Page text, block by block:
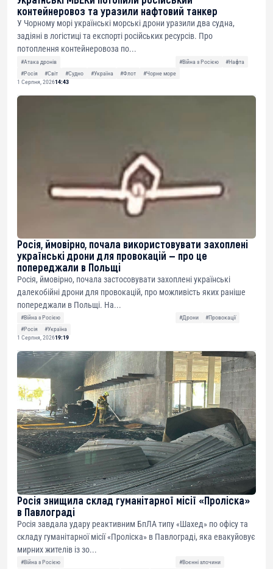
контейнеровоз та уразили нафтовий танкер
У Чорному морі українські морські дрони уразили два судна,
задіяні в логістиці та експорті російських ресурсів. Про
потоплення контейнеровоза по...
#Атака дронів #Війна з Росією
#Нафта
#Росія
#Світ #Судно #Україна #Флот
#Чорне море
1 Серпня, 202614:43
Росія, ймовірно, почала використовувати захоплені
українські дрони для провокацій — про це
попереджали в Польщі
Росія, ймовірно, почала застосовувати захоплені українські
далекобійні дрони для провокацій, про можливість яких раніше
попереджали в Польщі. На...
#Війна з Росією #Дрони
#Провокації
#Росія
#Україна
1 Серпня, 202619:19
Росія знищила склад гуманітарної місії «Проліска»
в Павлограді
Росія завдала удару реактивним БпЛА типу «Шахед» по офісу та
складу гуманітарної місії «Проліска» в Павлограді, яка евакуйовує
мирних жителів із зо...
#Війна з Росією
#Воєнні злочини